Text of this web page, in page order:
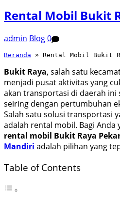
Rental Mobil Bukit
admin Blog0
Beranda » Rental Mobil Bukit
Bukit Raya, salah satu
menjadi pusat aktivitas yang
akan transportasi di daerah ini
seiring dengan pertumbuhan
Salah satu solusi transportasi
adalah rental mobil. Bagi Anda
rental mobil Bukit Raya
Mandiri adalah pilihan yang
Table of Contents